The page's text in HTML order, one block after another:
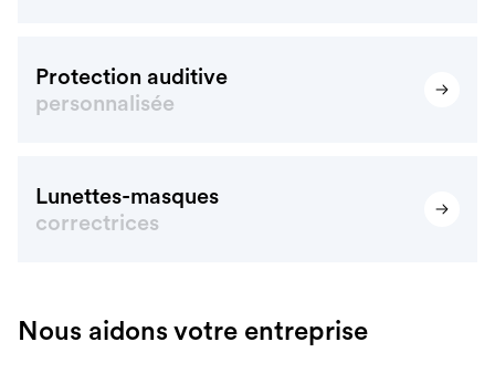
Protection auditive
personnalisée
Lunettes-masques
correctrices
Nous aidons votre entreprise